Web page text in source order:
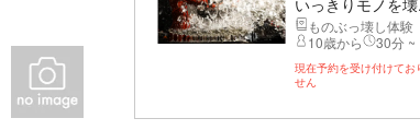
いっきりモノを
ものぶっ壊し体験
10歳から
30分 ~
現在予約を受け付けてお
せん